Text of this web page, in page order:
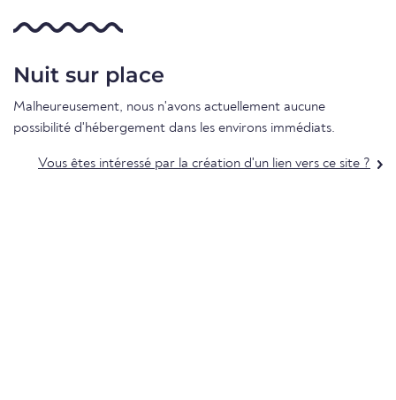
Nuit sur place
Malheureusement, nous n'avons actuellement aucune
possibilité d'hébergement dans les environs immédiats.
Vous êtes intéressé par la création d'un lien vers ce site ?